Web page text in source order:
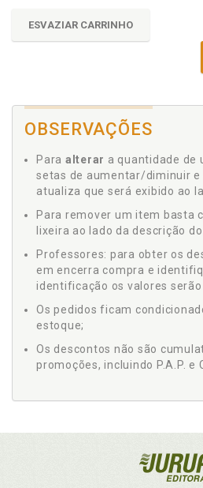
ESVAZIAR CARRINHO
OBSERVAÇÕES
Para alterar a quantidade de
setas de aumentar/diminuir
atualiza que será exibido ao
Para remover um item basta
lixeira ao lado da descrição
Professores: para obter os
em encerra compra e
identificação os valores serão
Os pedidos ficam
estoque;
Os descontos não são
promoções, incluindo P.A.P. e